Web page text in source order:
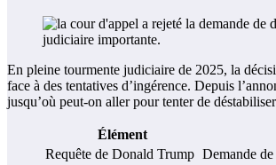
En pleine tourmente judiciaire de 2025, la
face à des tentatives d’ingérence. Depuis
jusqu’où peut-on aller pour tenter de
Élément
Requête de Donald Trump Demande